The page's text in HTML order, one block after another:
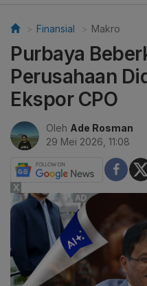
Finansial Makro
Purbaya
Perusahaan
Ekspor CPO
Oleh Ade Rosman
29 Mei 2026, 11:08
X